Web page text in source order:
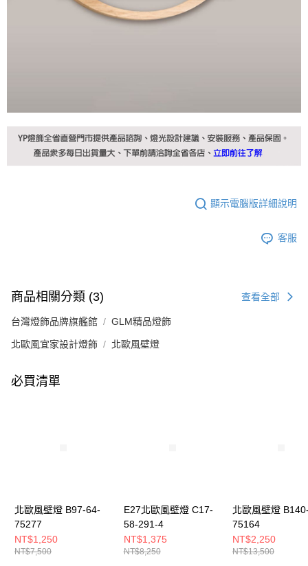
顯示電腦版詳細說明
客服
商品相關分類 (3) 查看全部
台灣燈飾品牌旗艦館 GLM精品燈飾
北歐風宜家設計燈飾 北歐風壁燈
必買清單
北歐風壁燈 B97-64-
75277
NT$1,250
NT$7,500
E27北歐風壁燈 C17-
58-291-4
NT$1,375
NT$8,250
北歐風壁燈
75164
NT$2,250
NT$13,500